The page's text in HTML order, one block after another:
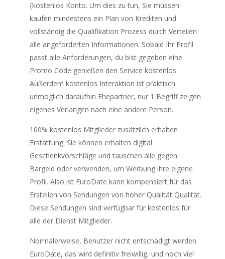
{kostenlos Konto. Um dies zu tun, Sie müssen
kaufen mindestens ein Plan von Krediten und
vollständig die Qualifikation Prozess durch Verteilen
alle angeforderten Informationen. Sobald Ihr Profil
passt alle Anforderungen, du bist gegeben eine
Promo Code genießen den Service kostenlos.
Außerdem kostenlos Interaktion ist praktisch
unmöglich daraufhin Ehepartner, nur 1 Begriff zeigen
eigenes Verlangen nach eine andere Person.
100% kostenlos Mitglieder zusätzlich erhalten
Erstattung. Sie können erhalten digital
Geschenkvorschläge und tauschen alle gegen
Bargeld oder verwenden, um Werbung ihre eigene
Profil. Also ist EuroDate kann kompensiert für das
Erstellen von Sendungen von hoher Qualität Qualität.
Diese Sendungen sind verfügbar für kostenlos für
alle der Dienst Mitglieder.
Normalerweise, Benutzer nicht entschädigt werden
EuroDate, das wird definitiv freiwillig, und noch viel